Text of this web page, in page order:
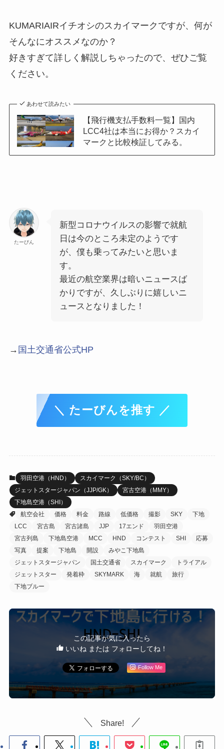
KUMARIAIRイチオシのスカイマークですが、何が
そんなにオススメなのか？
好きすぎて詳しく解説しちゃったので、ぜひご覧
ください。
あわせて読みたい
【飛行機支払手数料一覧】国内
LCC4社は本当にお得か？スカイ
マークと比較検証してみる。
たーびん
新型コロナウイルスの影響で就航
日は今のところ未定のようです
が、僕も乗ってみたいと思いま
す。
最近の航空業界は暗いニュースば
かりですが、久しぶりに嬉しいニ
ュースとなりました！
→ 国土交通省公式HP
＼ たーびんを推す ／
羽田空港（HND）
スカイマーク（SKY/BC）
ジェットスタージャパン（JJP/GK）
宮古空港（MMY）
下地島空港（SHI）
航空会社
価格 料金 路線 低価格 撮影 SKY
下地
LCC
宮古島 宮古諸島 JJP 17エンド
羽田空港
宮古列島
下地島空港 MCC HND コンテスト SHI
応募
写真
提案 下地島 開設
みやこ下地島
ジェットスタージャパン
国土交通省 スカイマーク
トライアル
ジェットスター
発着枠 SKYMARK 海 就航
旅行
下地ブルー
この記事が気に入ったら
いいね または フォローしてね！
Follow Me
Share!